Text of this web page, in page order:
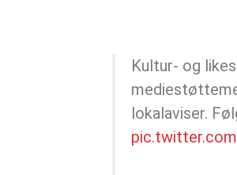
Kultur- og
lokalaviser.